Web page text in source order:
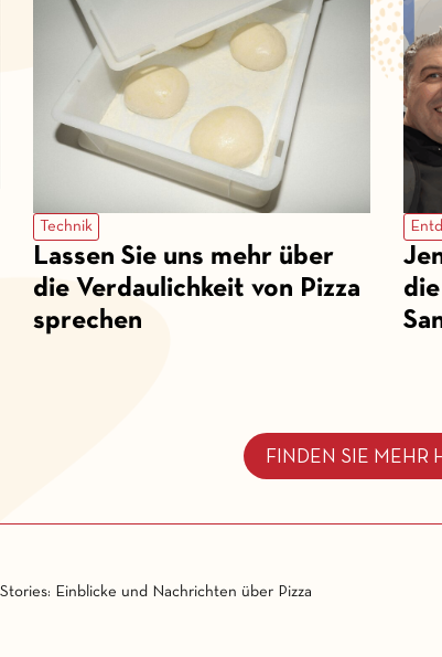
Technik
Lassen Sie uns mehr über
die Verdaulichkeit von Pizza
sprechen
FINDEN SIE MEHR
Stories: Einblicke und Nachrichten über Pizza